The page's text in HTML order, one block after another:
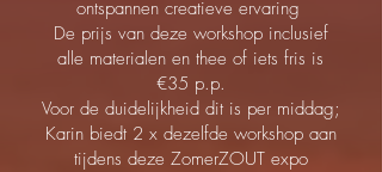
ontspannen creatieve ervaring
De prijs van deze workshop inclusief
alle materialen en thee of iets fris is
€35 p.p.
Voor de duidelijkheid dit is per middag;
Karin biedt 2 x dezelfde workshop aan
tijdens deze ZomerZOUT expo